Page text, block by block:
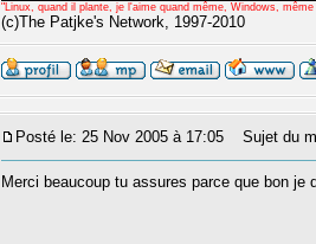
"Linux, quand il plante, je l'aime quand même, Windows,
(c)The Patjke's Network, 1997-2010
Posté le: 25 Nov 2005 à 17:05 Sujet du
Merci beaucoup tu assures parce que bon